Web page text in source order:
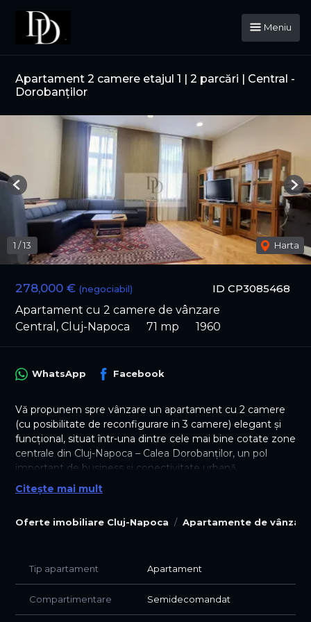
Meniu
Apartament 2 camere etajul 1 | 2 parcări | Central -
Dorobanților
ID CP3085468
278,000 € (negociabil)
Apartament cu 2 camere de vânzare
Central, Cluj-Napoca
71 mp 1960
1 /13 Harta
Previous
Oferte imobiliare Cluj-Napoca Apartamente de
WhatsApp Facebook
Vă propunem spre vânzare un apartament cu 2 camere
(cu posibilitate de reconfigurare in 3 camere) elegant și
funcțional, situat într-una dintre cele mai bine cotate zone
centrale din Cluj-Napoca – Calea Dorobanților, un pol
important de business și conectivitate urbană.
Cu o suprafață de 71 mp si tavane înalte de peste 3,5
metri, spațiul a fost complet renovat, oferind un ambient
companii care își doresc o imagine premium și un mediu
2 încăperi separate, 1 hol de aces, 1 dormitor, 1 bucătărie
utilată, 1 baie modernă renovata si o terasă pentru
relaxare.
Lumina naturală și finisajele contemporane creează un
Citește mai mult
Tip apartament Apartament
Compartimentare Semidecomandat